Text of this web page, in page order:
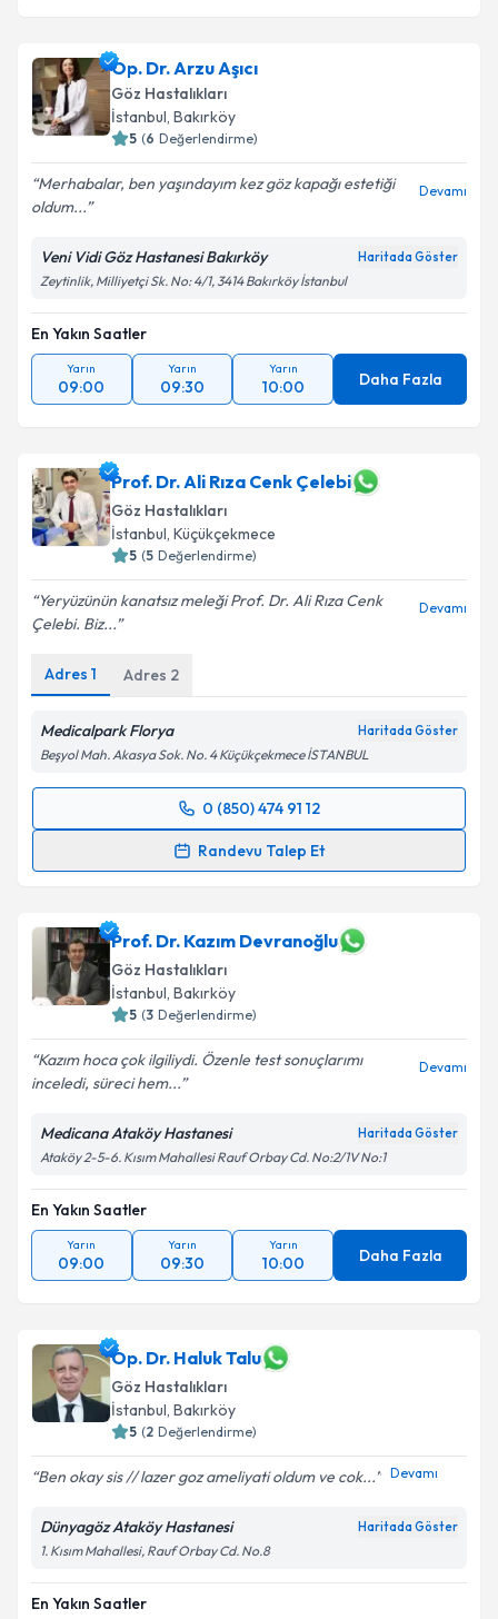
Op. Dr. Arzu Aşıcı
Göz Hastalıkları
İstanbul, Bakırköy
5 (6 Değerlendirme)
Merhabalar, ben yaşındayım kez göz kapağı estetiği
oldum...
Devamı
Veni Vidi Göz Hastanesi Bakırköy Haritada Göster
Zeytinlik, Milliyetçi Sk. No: 4/1, 3414 Bakırköy İstanbul
En Yakın Saatler
Yarın
09:00
Yarın
09:30
Yarın
10:00 Daha Fazla
Prof. Dr. Ali Rıza Cenk Çelebi
Göz Hastalıkları
İstanbul, Küçükçekmece
5 (5 Değerlendirme)
Yeryüzünün kanatsız meleği Prof. Dr. Ali Rıza Cenk
Çelebi. Biz...
Devamı
Adres 1 Adres 2
Medicalpark Florya Haritada Göster
Beşyol Mah. Akasya Sok. No. 4 Küçükçekmece İSTANBUL
0 (850) 474 91 12
Randevu Talep Et
Randevu Takvimi Talebi
için bir takvim hazırlandığında e-posta ile
bilgilendireceğiz.
E-posta Adresiniz
Metni'ni okudum ve kişisel verilerimin belirtilen
kapsamda işlenmesini kabul ediyorum.
Takvim Talebini Gönder
Prof. Dr. Kazım Devranoğlu
Göz Hastalıkları
İstanbul, Bakırköy
5 (3 Değerlendirme)
Kazım hoca çok ilgiliydi. Özenle test sonuçlarımı
inceledi, süreci hem...
Devamı
Medicana Ataköy Hastanesi Haritada Göster
Ataköy 2-5-6. Kısım Mahallesi Rauf Orbay Cd. No:2/1V No:1
En Yakın Saatler
Yarın
09:00
Yarın
09:30
Yarın
10:00 Daha Fazla
Op. Dr. Haluk Talu
Göz Hastalıkları
İstanbul, Bakırköy
5 (2 Değerlendirme)
Ben okay sis // lazer goz ameliyati oldum ve cok... Devamı
Dünyagöz Ataköy Hastanesi Haritada Göster
1. Kısım Mahallesi, Rauf Orbay Cd. No.8
En Yakın Saatler